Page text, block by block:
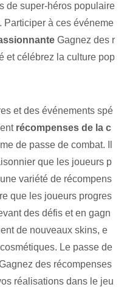
de super-héros populaire
Participer à ces événeme
⁤Gagnez des r
et célébrez la culture pop
et des événements spé
récompenses de la c
de passe de combat. Il
que les joueurs p
variété de récompens
que les joueurs progres
des défis et en gagn
de nouveaux skins, e
Le passe de
des récompenses
réalisations dans le jeu